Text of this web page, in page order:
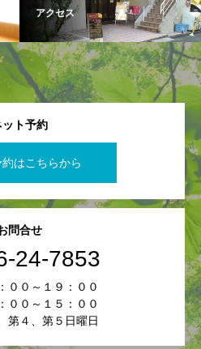
アクセス
ット予約
はこちらから
問合せ
24-7853
００～１９：００
０～１５：００
第４、第５日曜日